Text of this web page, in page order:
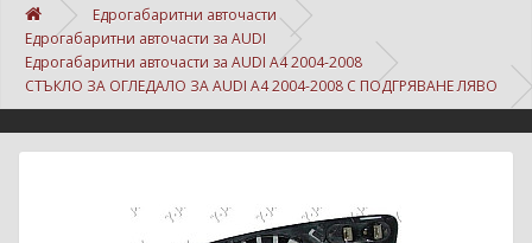
Едрогабаритни авточасти
Едрогабаритни авточасти за AUDI
Едрогабаритни авточасти за AUDI A4 2004-2008
СТЪКЛО ЗА ОГЛЕДАЛО ЗА AUDI A4 2004-2008 С ПОДГРЯВАНЕ ЛЯВО